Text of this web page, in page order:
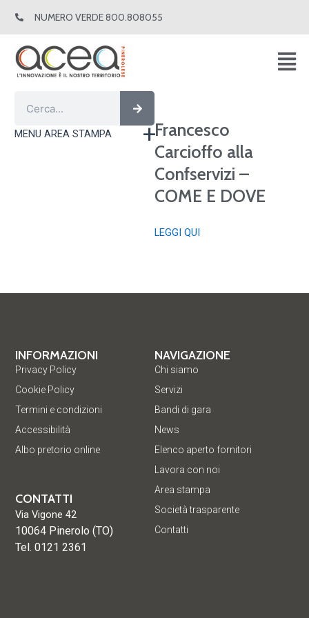
NUMERO VERDE 800.808055
Cerca
MENU AREA STAMPA
Francesco
Carcioffo alla
Confservizi –
COME E DOVE
LEGGI QUI
NAVIGAZIONE
Chi siamo
Servizi
Bandi di gara
News
Elenco aperto fornitori
Lavora con noi
Area stampa
Società trasparente
Contatti
INFORMAZIONI
Privacy Policy
Cookie Policy
Termini e condizioni
Accessibilità
Albo pretorio online
CONTATTI
Via Vigone 42
10064 Pinerolo (TO)
Tel. 0121 2361